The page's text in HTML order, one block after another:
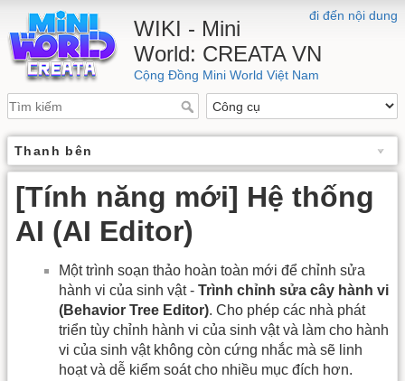
đi đến nội dung
WIKI - Mini
World: CREATA VN
Cộng Đồng Mini World Việt Nam
Thanh bên
[Tính năng mới] Hệ thống
AI (AI Editor)
Một trình soạn thảo hoàn toàn mới để chỉnh sửa
hành vi của sinh vật - Trình chỉnh sửa cây hành vi
(Behavior Tree Editor). Cho phép các nhà phát
triển tùy chỉnh hành vi của sinh vật và làm cho hành
vi của sinh vật không còn cứng nhắc mà sẽ linh
hoạt và dễ kiểm soát cho nhiều mục đích hơn.